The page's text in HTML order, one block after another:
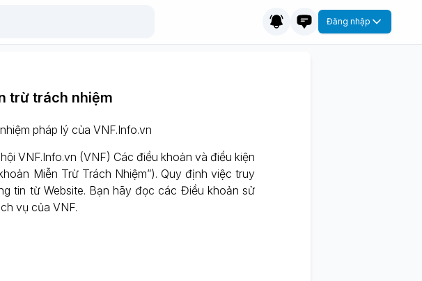
Đăng nhập
trừ trách nhiệm
pháp lý của VNF.Info.vn
VNF.Info.vn (VNF) Các điều khoản và điều kiện
Miễn Trừ Trách Nhiệm”). Quy định việc truy
tin từ Website. Bạn hãy đọc các Điều khoản sử
vụ của VNF.